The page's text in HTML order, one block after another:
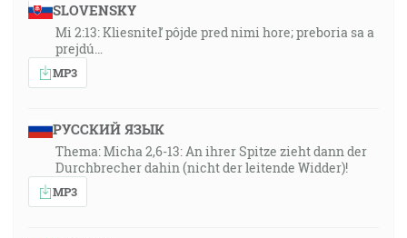
SLOVENSKY
Mi 2:13: Kliesniteľ pôjde pred nimi hore; preboria sa a
prejdú…
MP3
РУССКИЙ ЯЗЫК
Thema: Micha 2,6-13: An ihrer Spitze zieht dann der
Durchbrecher dahin (nicht der leitende Widder)!
MP3